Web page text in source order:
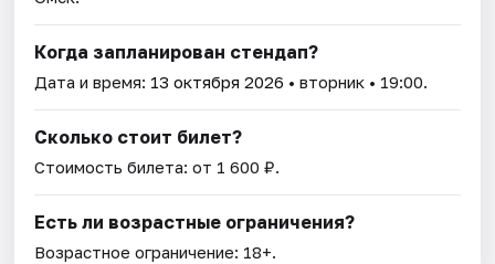
Когда запланирован стендап?
Дата и время: 13 октября 2026 • вторник • 19:00.
Сколько стоит билет?
Стоимость билета: от 1 600 ₽.
Есть ли возрастные ограничения?
Возрастное ограничение: 18+.